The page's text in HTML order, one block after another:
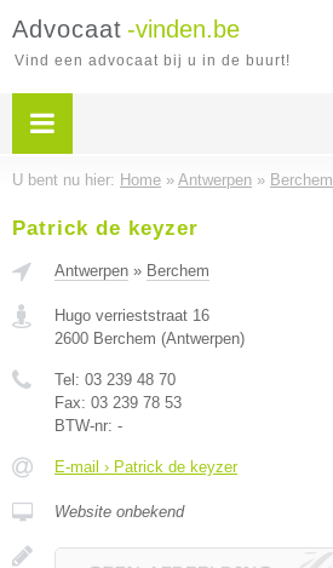
Advocaat -vinden.be
Vind een advocaat bij u in de buurt!
U bent nu hier: Home » Antwerpen » Berchem
Patrick de keyzer
Antwerpen » Berchem
Hugo verrieststraat 16
2600 Berchem (Antwerpen)
Tel: 03 239 48 70
Fax: 03 239 78 53
BTW-nr: -
E-mail › Patrick de keyzer
Website onbekend